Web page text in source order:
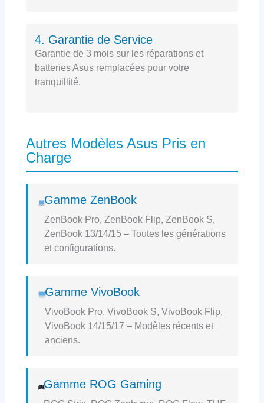
4. Garantie de Service
Garantie de 3 mois sur les réparations et
batteries Asus remplacées pour votre
tranquillité.
Autres Modèles Asus Pris en
Charge
Gamme ZenBook
ZenBook Pro, ZenBook Flip, ZenBook S,
ZenBook 13/14/15 – Toutes les générations
et configurations.
Gamme VivoBook
VivoBook Pro, VivoBook S, VivoBook Flip,
VivoBook 14/15/17 – Modèles récents et
anciens.
Gamme ROG Gaming